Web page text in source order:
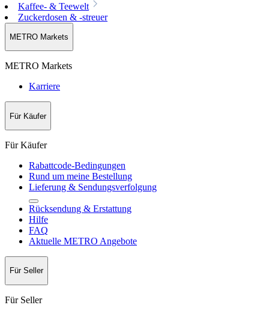
Kaffee- & Teewelt
Zuckerdosen & -streuer
METRO Markets
METRO Markets
Karriere
Für Käufer
Für Käufer
Rabattcode-Bedingungen
Rund um meine Bestellung
Lieferung & Sendungsverfolgung
Rücksendung & Erstattung
Hilfe
FAQ
Aktuelle METRO Angebote
Für Seller
Für Seller